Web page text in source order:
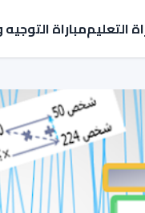
التعليممباراة